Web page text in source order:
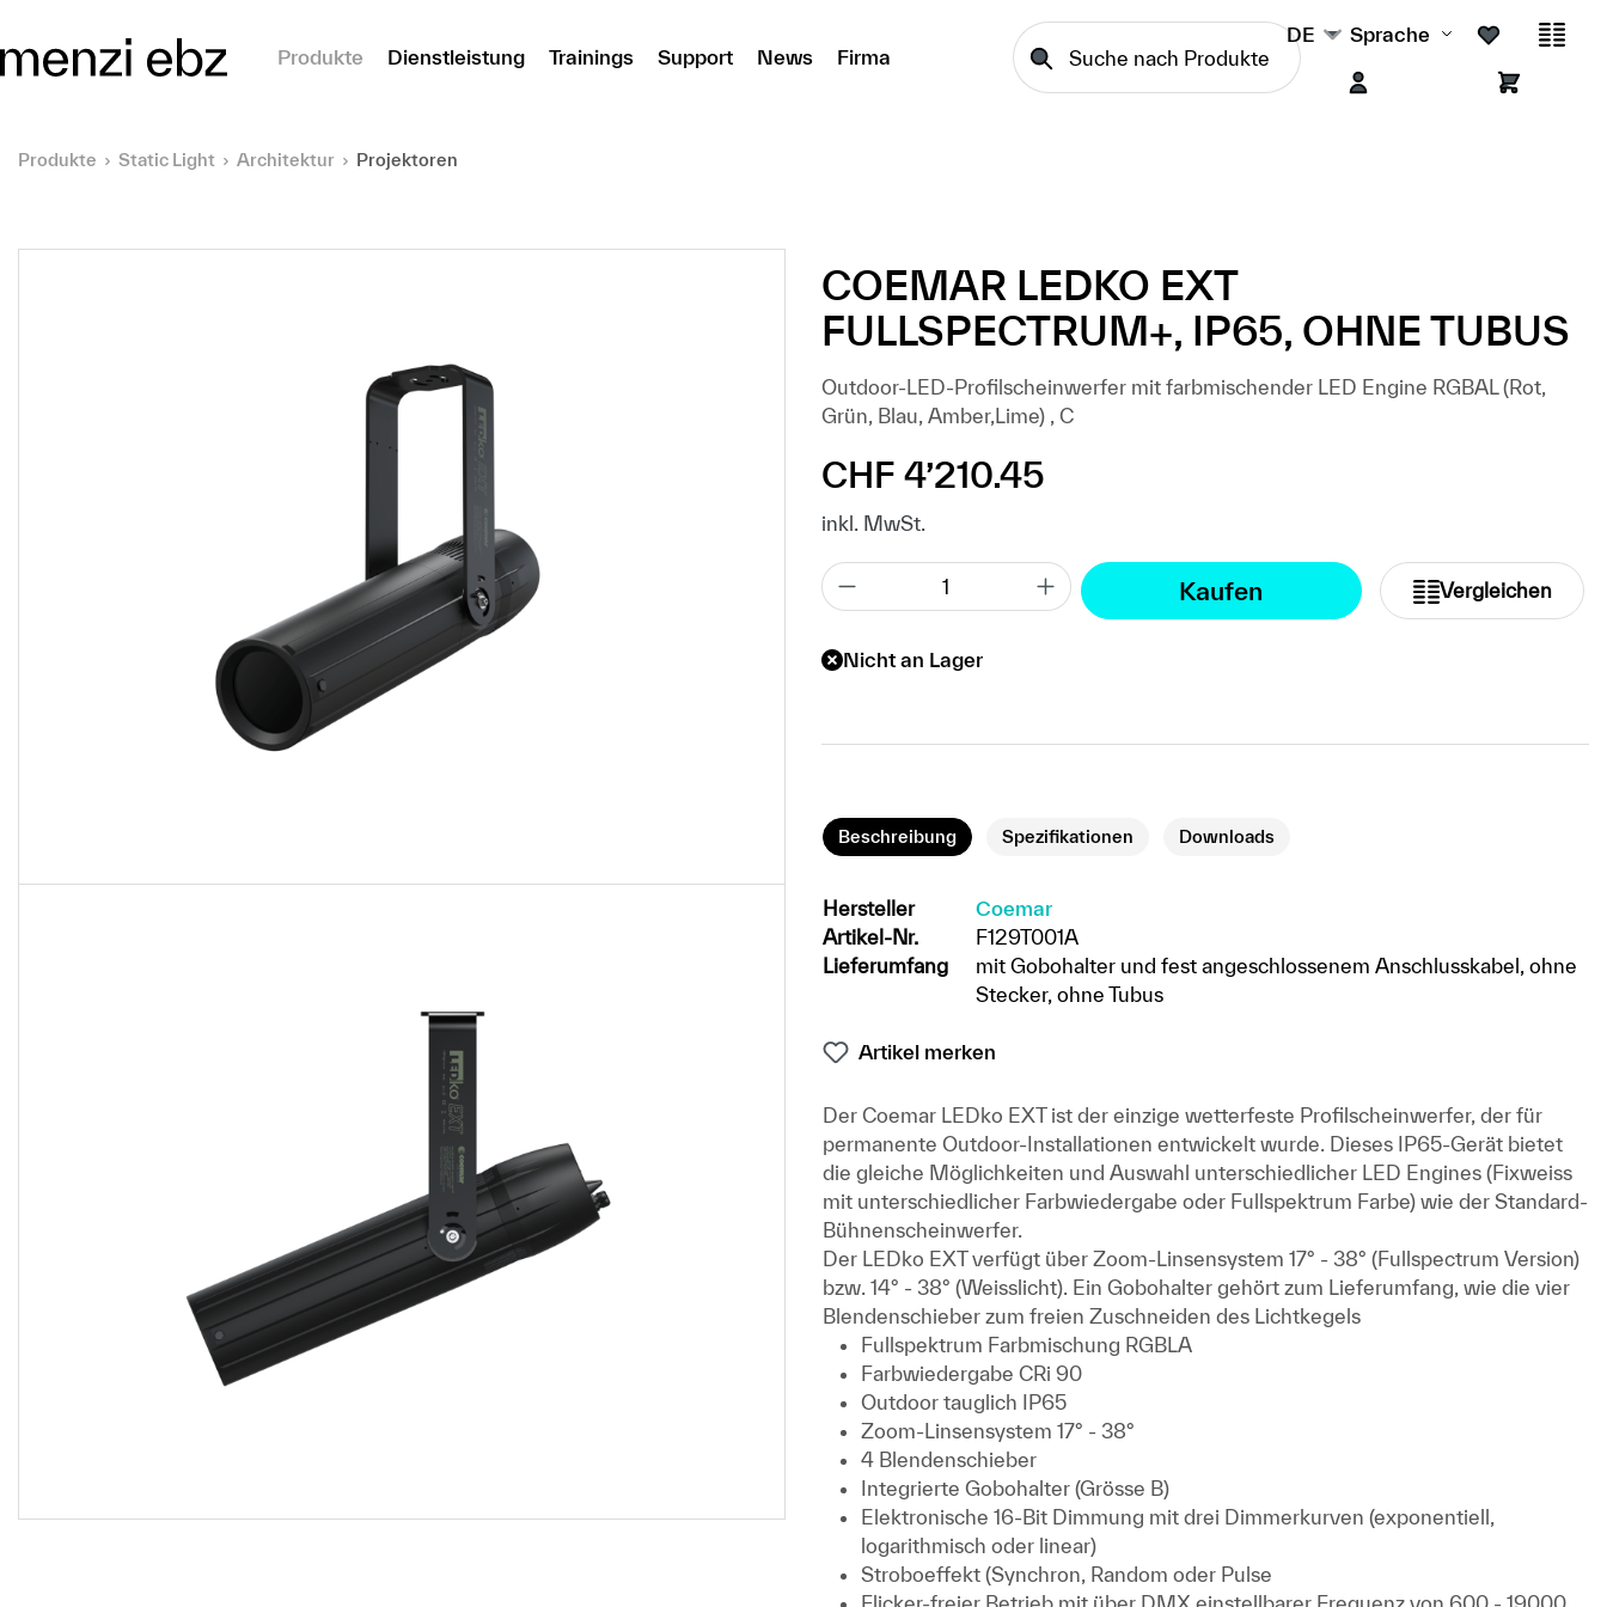
Produkte
Dienstleistung Trainings Support News Firma
DE Sprache
Produkte Static Light Architektur Projektoren
COEMAR LEDKO EXT
FULLSPECTRUM+, IP65, OHNE TUBUS
Outdoor-LED-Profilscheinwerfer mit farbmischender LED Engine RGBAL (Rot,
Grün, Blau, Amber,Lime) , C
Regulärer Preis:
CHF 4’210.45
inkl. MwSt.
Kaufen Vergleichen
Nicht an Lager
Beschreibung Spezifikationen Downloads
Hersteller
Coemar
Artikel-Nr.
F129T001A
Lieferumfang
mit Gobohalter und fest angeschlossenem Anschlusskabel, ohne
Stecker, ohne Tubus
Artikel merken
Der Coemar LEDko EXT ist der einzige wetterfeste Profilscheinwerfer, der für
permanente Outdoor-Installationen entwickelt wurde. Dieses IP65-Gerät bietet
die gleiche Möglichkeiten und Auswahl unterschiedlicher LED Engines (Fixweiss
mit unterschiedlicher Farbwiedergabe oder Fullspektrum Farbe) wie der Standard-
Bühnenscheinwerfer.
Der LEDko EXT verfügt über Zoom-Linsensystem 17° - 38° (Fullspectrum Version)
bzw. 14° - 38° (Weisslicht). Ein Gobohalter gehört zum Lieferumfang, wie die vier
Blendenschieber zum freien Zuschneiden des Lichtkegels
Fullspektrum Farbmischung RGBLA
Farbwiedergabe CRi 90
Outdoor tauglich IP65
Zoom-Linsensystem 17° - 38°
4 Blendenschieber
Integrierte Gobohalter (Grösse B)
Elektronische 16-Bit Dimmung mit drei Dimmerkurven (exponentiell,
logarithmisch oder linear)
Stroboeffekt (Synchron, Random oder Pulse